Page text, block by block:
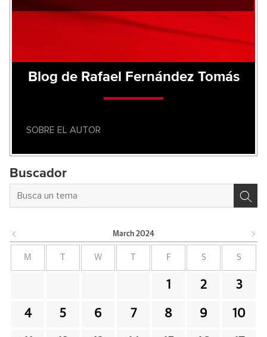
Blog de Rafael Fernández Tomás
SOBRE EL AUTOR
Buscador
March 2024
M W F S S
1 2 3
4 5 6 7 8 9 10